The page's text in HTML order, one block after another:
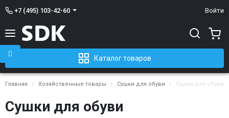
+7 (495) 103-42-60 Войти
Каталог товаров
Главная Хозяйственные товары Сушки для обуви Сушки для обуви
Сушки для обуви